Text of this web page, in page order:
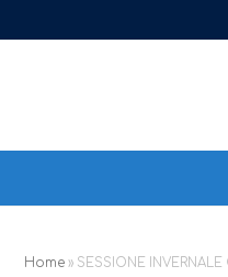
Home » SESSIONE